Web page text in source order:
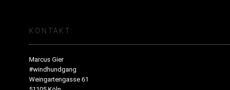
KONTAKT:
Marcus Gier
#windhundgang
Weingartengasse 61